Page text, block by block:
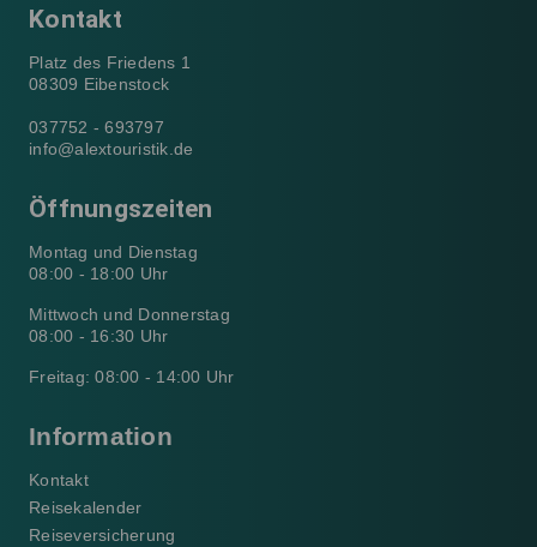
Kontakt
Platz des Friedens 1
08309 Eibenstock
037752 - 693797
info@alextouristik.de
Öffnungszeiten
Montag und Dienstag
08:00 - 18:00 Uhr
Mittwoch und Donnerstag
08:00 - 16:30 Uhr
Freitag: 08:00 - 14:00 Uhr
Information
Kontakt
Reisekalender
Reiseversicherung